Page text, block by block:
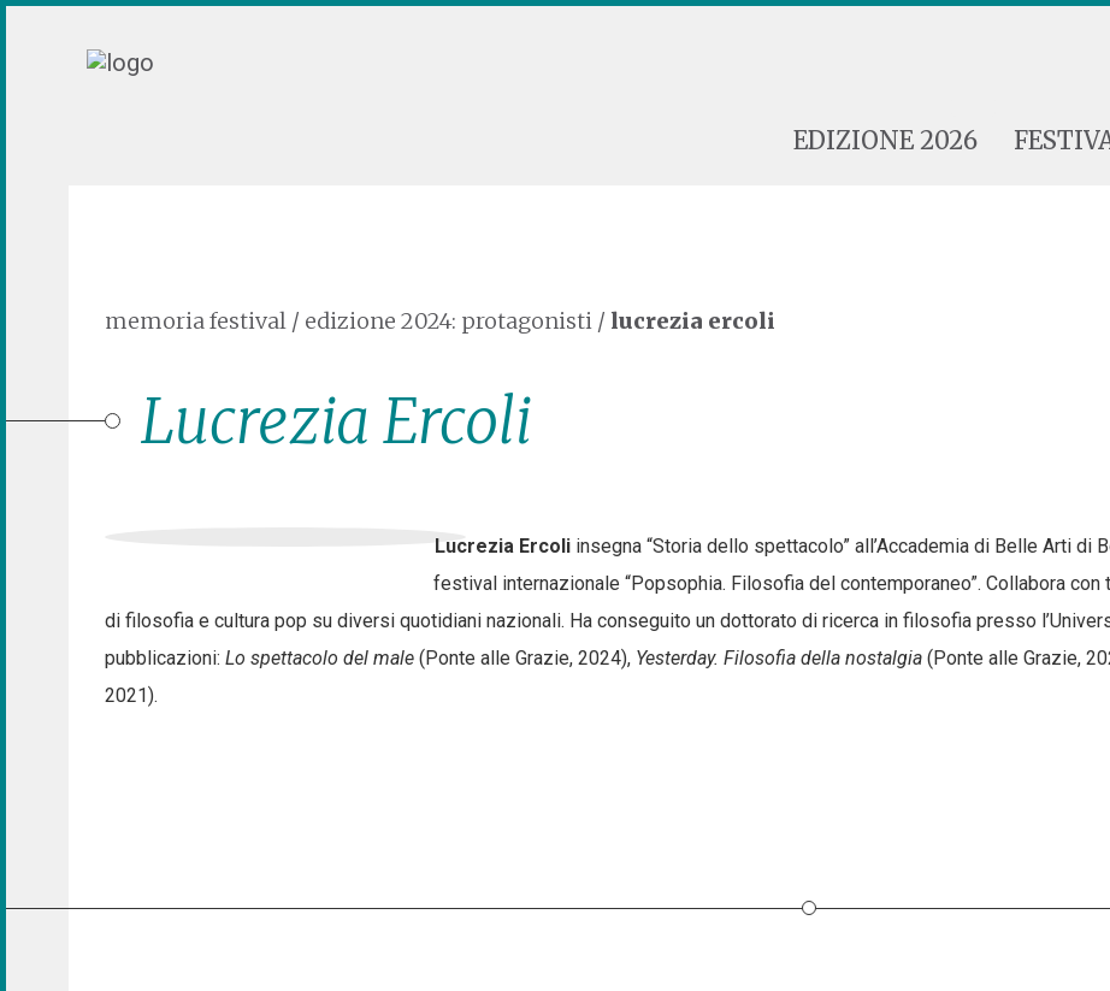
EDIZIONE 2026
memoria festival / edizione 2024: protagonisti / lucrezia ercoli
Lucrezia Ercoli
Lucrezia Ercoliinsegna “Storia dello spettacolo” all’Accademia di Belle Arti di
festival internazionale “Popsophia. Filosofia del contemporaneo”. Collabora
di filosofia e cultura pop su diversi quotidiani nazionali. Ha conseguito un dottorato di ricerca in filosofia presso
pubblicazioni: Lo spettacolo del male (Ponte alle Grazie, 2024), Yesterday. Filosofia della nostalgia (Ponte alle Grazie,
2021).